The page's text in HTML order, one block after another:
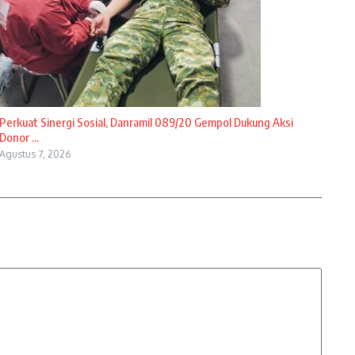
Perkuat Sinergi Sosial, Danramil 089/20 Gempol Dukung Aksi
Donor ...
Agustus 7, 2026